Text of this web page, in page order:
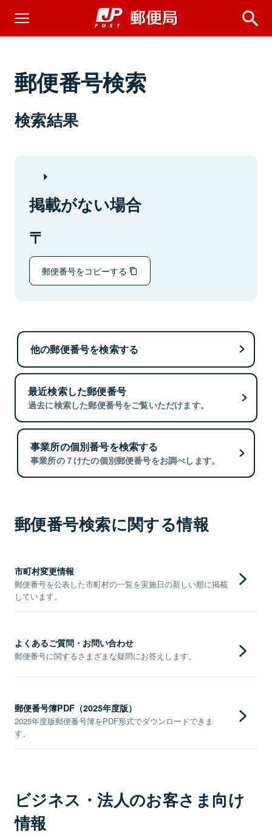
郵便番号検索
検索結果
掲載がない場合
郵便番号をコピーする
他の郵便番号を検索する
最近検索した郵便番号
過去に検索した郵便番号をご覧いただけます。
事業所の個別番号を検索する
事業所の７けたの個別郵便番号をお調べします。
郵便番号検索に関する情報
市町村変更情報
郵便番号を公表した市町村の一覧を実施日の新しい順に掲載
しています。
よくあるご質問・お問い合わせ
郵便番号に関するさまざまな疑問にお答えします。
郵便番号簿PDF（2025年度版）
2025年度版郵便番号簿をPDF形式でダウンロードできま
す。
ビジネス・法人のお客さま向け
情報